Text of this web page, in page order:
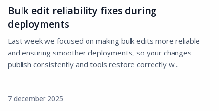
Bulk edit reliability fixes during
deployments
Last week we focused on making bulk edits more reliable
and ensuring smoother deployments, so your changes
publish consistently and tools restore correctly w...
7 december 2025